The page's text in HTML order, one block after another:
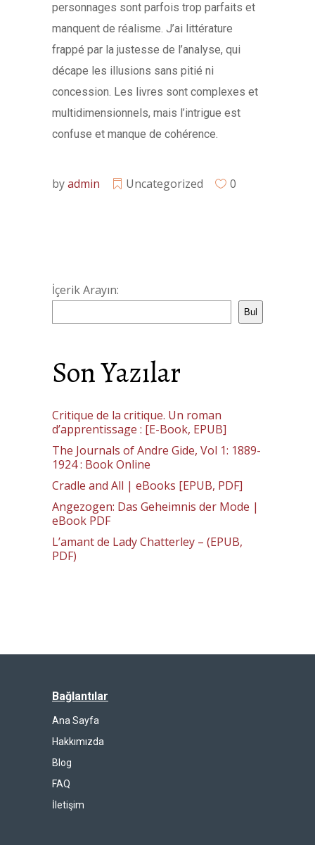
personnages sont parfois trop parfaits et
manquent de réalisme. J’ai littérature
frappé par la justesse de l’analyse, qui
décape les illusions sans pitié ni
concession. Les livres sont complexes et
multidimensionnels, mais l’intrigue est
confuse et manque de cohérence.
byadmin Uncategorized 0
İçerik Arayın:
Bul
Son Yazılar
Critique de la critique. Un roman
d’apprentissage : [E-Book, EPUB]
The Journals of Andre Gide, Vol 1: 1889-
1924 : Book Online
Cradle and All | eBooks [EPUB, PDF]
Angezogen: Das Geheimnis der Mode |
eBook PDF
L’amant de Lady Chatterley – (EPUB,
PDF)
Bağlantılar
Ana Sayfa
Hakkımızda
Blog
FAQ
İletişim